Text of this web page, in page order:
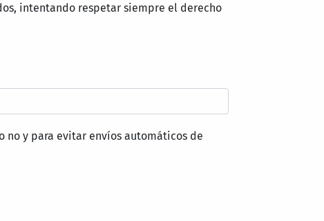
intentando respetar siempre el derecho
no y para evitar envíos automáticos de